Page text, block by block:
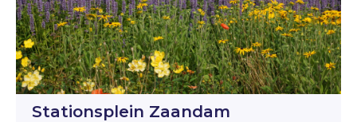
Stationsplein Zaandam